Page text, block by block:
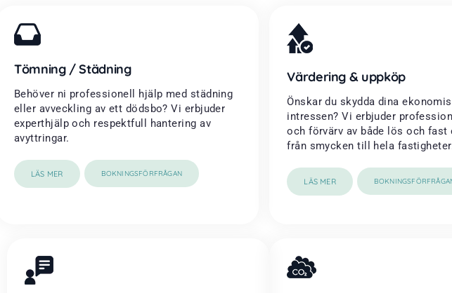
Tömning / Städning
Behöver ni professionell hjälp med städning
eller avveckling av ett dödsbo? Vi erbjuder
experthjälp och respektfull hantering av
avyttringar.
LÄS MER BOKNINGSFÖRFRÅGAN
Värdering & uppköp
Önskar du skydda dina
intressen? Vi erbjuder
och förvärv av både lös och fast
från smycken till hela
LÄS MER